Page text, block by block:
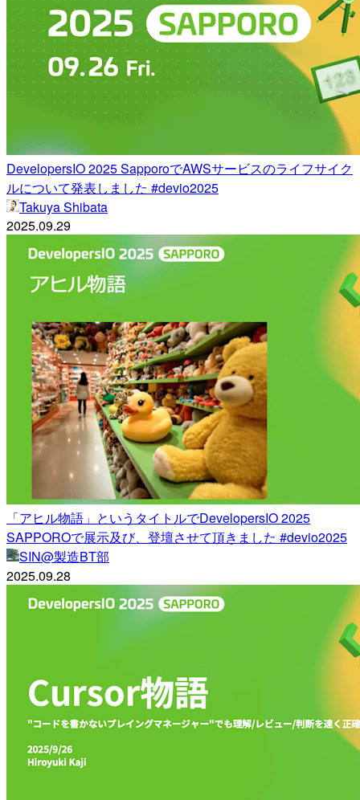
DevelopersIO 2025 SapporoでAWSサービスのライフサイク
ルについて発表しました #devio2025
Takuya Shibata
2025.09.29
「アヒル物語」というタイトルでDevelopersIO 2025
SAPPOROで展示及び、登壇させて頂きました #devio2025
SIN@製造BT部
2025.09.28